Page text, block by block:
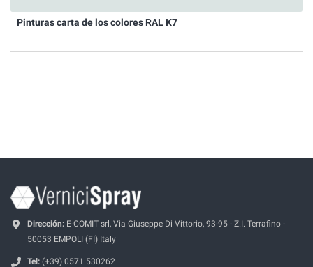
Pinturas carta de los colores RAL K7
Dirección: E-COMIT srl, Via Giuseppe Di Vittorio, 93-95 - Z.I. Terrafino -
50053 EMPOLI (FI) Italy
Tel: (+39) 0571.530262